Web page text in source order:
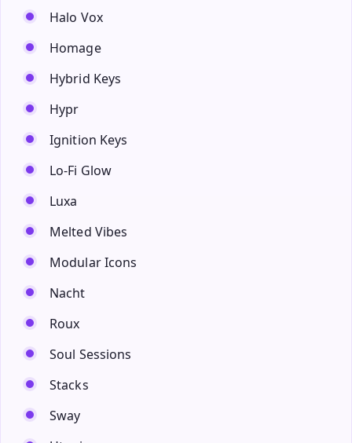
Halo Vox
Homage
Hybrid Keys
Hypr
Ignition Keys
Lo-Fi Glow
Luxa
Melted Vibes
Modular Icons
Nacht
Roux
Soul Sessions
Stacks
Sway